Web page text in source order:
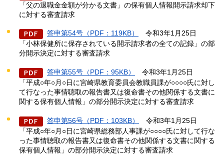
「父の退職金金額が分かる文書」の保有個人情報開示請求却下
に対する審査請求
答申第54号（PDF：119KB） 令和3年1月25日
「小林保健所に保存されている開示請求者の全ての記録」の部
分開示決定に対する審査請求
答申第55号（PDF：95KB） 令和3年1月25日
「平成○年○月○日に宮崎県教育委員会教職員課が○○○○氏に対し
て行なった事情聴取の報告書又は復命書その他関係する文書に
関する保有個人情報」の部分開示決定に対する審査請求
答申第56号（PDF：103KB） 令和3年1月25日
「平成○年○月○日に宮崎県総務部人事課が○○○○氏に対して行な
った事情聴取の報告書又は復命書その他関係する文書に関する
保有個人情報」の部分開示決定に対する審査請求